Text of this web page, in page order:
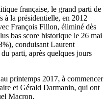
française, le grand parti de
à la présidentielle, en 2012
François Fillon, éliminé dès
bas score historique le 26 mai
conduisant Laurent
parti, après quelques jours
printemps 2017, à commencer
et Gérald Darmanin, qui ont
Macron.